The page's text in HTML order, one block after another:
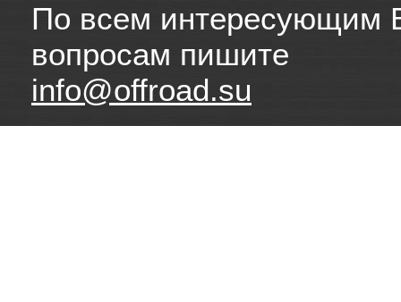
По всем интересующим
вопросам пишите
info@offroad.su